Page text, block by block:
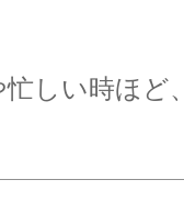
しい時ほど